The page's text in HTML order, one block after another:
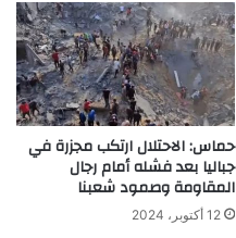
حماس: الاحتلال ارتكب مجزرة في
جباليا بعد فشله أمام رجال
المقاومة وصمود شعبنا
12 أكتوبر، 2024